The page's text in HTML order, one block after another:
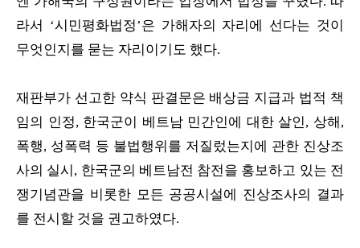
라서 ‘시민평화법정’은 가해자의 자리에 선다는 것이
무엇인지를 묻는 자리이기도 했다.
재판부가 선고한 약식 판결문은 배상금 지급과 법적 책
임의 인정, 한국군이 베트남 민간인에 대한 살인, 상해,
폭행, 성폭력 등 불법행위를 저질렀는지에 관한 진상조
사의 실시, 한국군의 베트남전 참전을 홍보하고 있는 전
쟁기념관을 비롯한 모든 공공시설에 진상조사의 결과
를 전시할 것을 권고하였다.